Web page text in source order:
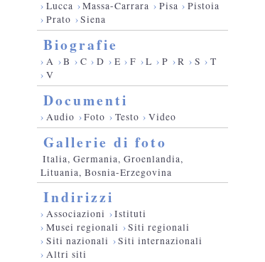
› Lucca ›Massa-Carrara › Pisa › Pistoia
› Prato ›Siena
Biografie
› A ›B › C › D › E › F ›L › P ›R › S › T
› V
Documenti
› Audio ›Foto › Testo › Video
Gallerie di foto
Italia, Germania, Groenlandia,
Lituania, Bosnia-Erzegovina
Indirizzi
› Associazioni ›Istituti
› Musei regionali ›Siti regionali
› Siti nazionali ›Siti internazionali
› Altri siti